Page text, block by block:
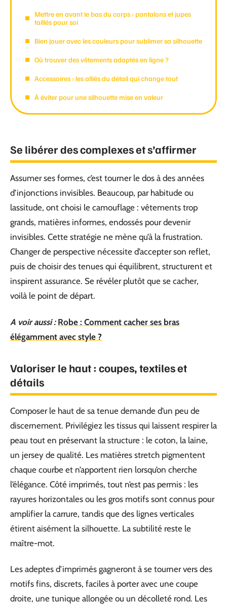
Mettre en avant le bas du corps : pantalons et jupes
taillés pour soi
Bien jouer avec les couleurs pour sublimer sa silhouette
Où trouver des vêtements adaptés en ligne ?
Accessoires : les alliés du détail qui change tout
À éviter pour une silhouette mise en valeur
Se libérer des complexes et s’affirmer
Assumer ses formes, c’est tourner le dos à des années
d’injonctions invisibles. Beaucoup, par habitude ou
lassitude, ont choisi le camouflage : vêtements trop
grands, matières informes, endossés pour devenir
invisibles. Cette stratégie ne mène qu’à la frustration.
Changer de perspective nécessite d’accepter son reflet,
puis de choisir des tenues qui équilibrent, structurent et
inspirent assurance. Se révéler plutôt que se cacher,
voilà le point de départ.
A voir aussi : Robe : Comment cacher ses bras
élégamment avec style ?
Valoriser le haut : coupes, textiles et
détails
Composer le haut de sa tenue demande d’un peu de
discernement. Privilégiez les tissus qui laissent respirer la
peau tout en préservant la structure : le coton, la laine,
un jersey de qualité. Les matières stretch pigmentent
chaque courbe et n’apportent rien lorsqu’on cherche
l’élégance. Côté imprimés, tout n’est pas permis : les
rayures horizontales ou les gros motifs sont connus pour
amplifier la carrure, tandis que des lignes verticales
étirent aisément la silhouette. La subtilité reste le
maître-mot.
Les adeptes d’imprimés gagneront à se tourner vers des
motifs fins, discrets, faciles à porter avec une coupe
droite, une tunique allongée ou un décolleté rond. Les